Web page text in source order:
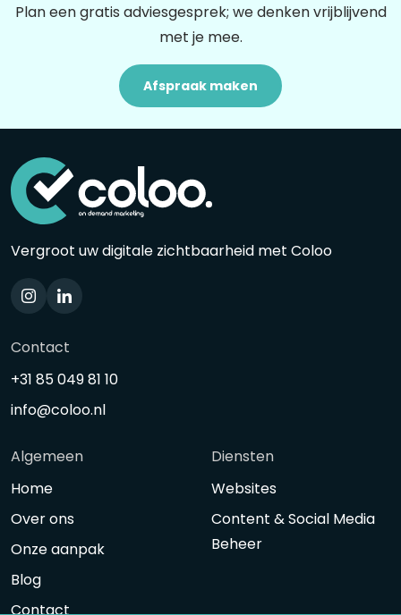
Plan een gratis adviesgesprek; we denken vrijblijvend
met je mee.
Afspraak maken
Vergroot uw digitale zichtbaarheid met Coloo
Contact
+31 85 049 81 10
info@coloo.nl
Algemeen
Home
Over ons
Onze aanpak
Blog
Contact
Diensten
Websites
Content & Social Media
Beheer